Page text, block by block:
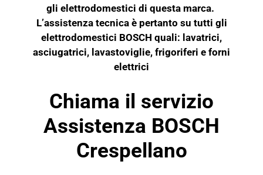
gli elettrodomestici di questa marca.
L’assistenza tecnica è pertanto su tutti gli
elettrodomestici BOSCH quali: lavatrici,
asciugatrici, lavastoviglie, frigoriferi e forni
elettrici
Chiama il servizio
Assistenza BOSCH
Crespellano